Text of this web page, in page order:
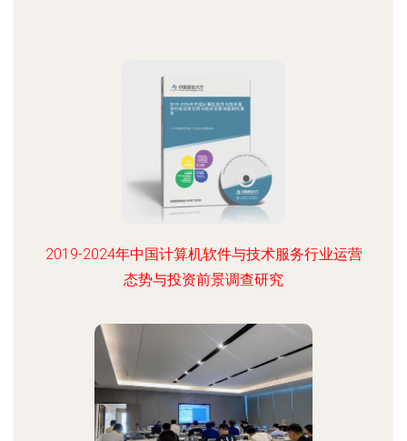
2019-2024年中国计算机软件与技术服务行业运营
态势与投资前景调查研究